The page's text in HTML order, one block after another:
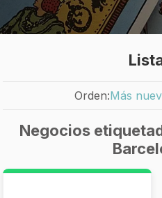
Orden:Más
Negocios